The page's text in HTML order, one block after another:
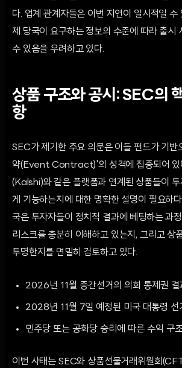
다. 업계 관계자들은 이번 지연이 일시적일 수
제 당국이 요구하는 정보의 수준에 따라 출시
수 있음을 우려하고 있다.
상품 구조와 공시: SEC의
항
SEC가 제기한 주요 의문은 이들 펀드가 기반
약(Event Contract)'의 성격에 집중되어 있
(Kalshi)와 같은 플랫폼과 연계된 상품들이 투
게 기능하는지에 대한 명확한 설명이 필요하
국은 투자자들이 정치적 결과에 베팅하는 과
리스크를 충분히 이해하고 있는지, 그리고 상
투명한지를 면밀히 검토하고 있다.
2026년 11월 중간선거의 의회 통제권 결
2028년 11월 7일 예정된 미국 대통령 선
민주당 또는 공화당 승리에 따른 수익 구
이번 사태는 SEC와 상품선물거래위원회